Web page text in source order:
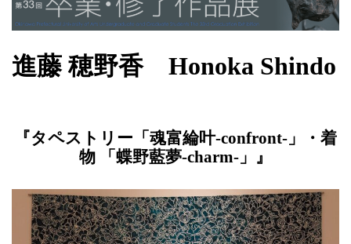
進藤 穂野香 Honoka Shindo
『タペストリー「魂富綸叶-confront-」・着
物 「蝶野藍夢-charm-」』